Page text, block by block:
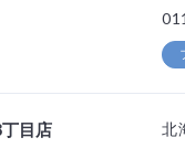
目店 北